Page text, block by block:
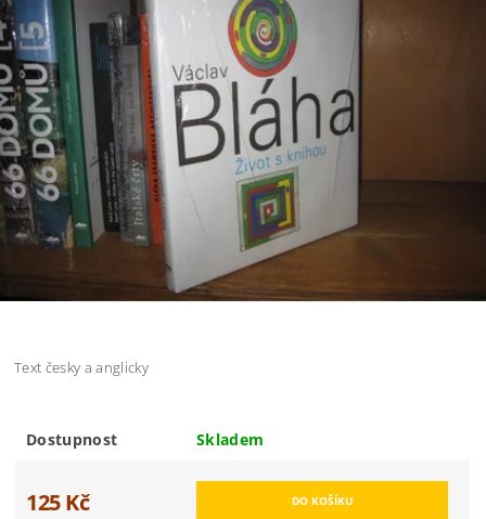
Text česky a anglicky
Dostupnost Skladem
125 Kč